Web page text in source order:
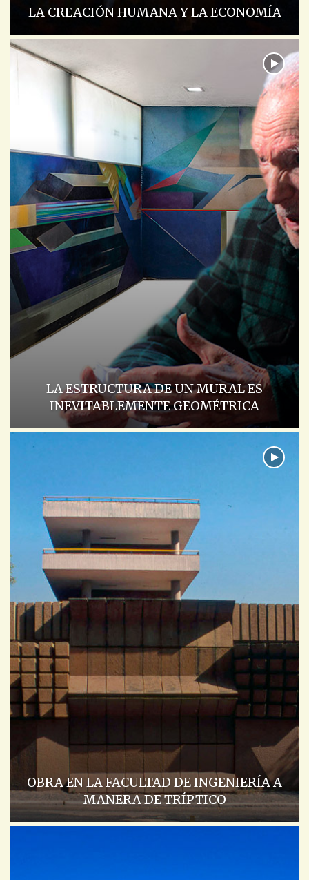
LA CREACIÓN HUMANA Y LA ECONOMÍA
LA ESTRUCTURA DE UN MURAL ES
INEVITABLEMENTE GEOMÉTRICA
ACADEMIA
OBRA EN LA FACULTAD DE INGENIERÍA A
MANERA DE TRÍPTICO
ACADEMIA